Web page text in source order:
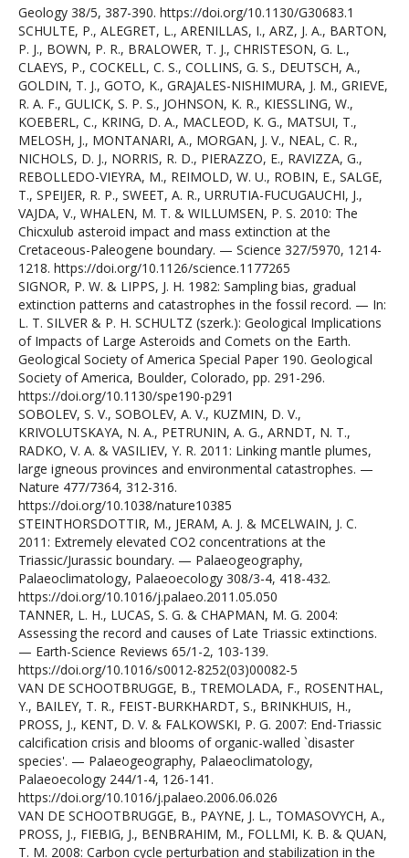
Geology 38/5, 387-390. https://doi.org/10.1130/G30683.1
SCHULTE, P., ALEGRET, L., ARENILLAS, I., ARZ, J. A., BARTON,
P. J., BOWN, P. R., BRALOWER, T. J., CHRISTESON, G. L.,
CLAEYS, P., COCKELL, C. S., COLLINS, G. S., DEUTSCH, A.,
GOLDIN, T. J., GOTO, K., GRAJALES-NISHIMURA, J. M., GRIEVE,
R. A. F., GULICK, S. P. S., JOHNSON, K. R., KIESSLING, W.,
KOEBERL, C., KRING, D. A., MACLEOD, K. G., MATSUI, T.,
MELOSH, J., MONTANARI, A., MORGAN, J. V., NEAL, C. R.,
NICHOLS, D. J., NORRIS, R. D., PIERAZZO, E., RAVIZZA, G.,
REBOLLEDO-VIEYRA, M., REIMOLD, W. U., ROBIN, E., SALGE,
T., SPEIJER, R. P., SWEET, A. R., URRUTIA-FUCUGAUCHI, J.,
VAJDA, V., WHALEN, M. T. & WILLUMSEN, P. S. 2010: The
Chicxulub asteroid impact and mass extinction at the
Cretaceous-Paleogene boundary. — Science 327/5970, 1214-
1218. https://doi.org/10.1126/science.1177265
SIGNOR, P. W. & LIPPS, J. H. 1982: Sampling bias, gradual
extinction patterns and catastrophes in the fossil record. — In:
L. T. SILVER & P. H. SCHULTZ (szerk.): Geological Implications
of Impacts of Large Asteroids and Comets on the Earth.
Geological Society of America Special Paper 190. Geological
Society of America, Boulder, Colorado, pp. 291-296.
https://doi.org/10.1130/spe190-p291
SOBOLEV, S. V., SOBOLEV, A. V., KUZMIN, D. V.,
KRIVOLUTSKAYA, N. A., PETRUNIN, A. G., ARNDT, N. T.,
RADKO, V. A. & VASILIEV, Y. R. 2011: Linking mantle plumes,
large igneous provinces and environmental catastrophes. —
Nature 477/7364, 312-316.
https://doi.org/10.1038/nature10385
STEINTHORSDOTTIR, M., JERAM, A. J. & MCELWAIN, J. C.
2011: Extremely elevated CO2 concentrations at the
Triassic/Jurassic boundary. — Palaeogeography,
Palaeoclimatology, Palaeoecology 308/3-4, 418-432.
https://doi.org/10.1016/j.palaeo.2011.05.050
TANNER, L. H., LUCAS, S. G. & CHAPMAN, M. G. 2004:
Assessing the record and causes of Late Triassic extinctions.
— Earth-Science Reviews 65/1-2, 103-139.
https://doi.org/10.1016/s0012-8252(03)00082-5
VAN DE SCHOOTBRUGGE, B., TREMOLADA, F., ROSENTHAL,
Y., BAILEY, T. R., FEIST-BURKHARDT, S., BRINKHUIS, H.,
PROSS, J., KENT, D. V. & FALKOWSKI, P. G. 2007: End-Triassic
calcification crisis and blooms of organic-walled `disaster
species'. — Palaeogeography, Palaeoclimatology,
Palaeoecology 244/1-4, 126-141.
https://doi.org/10.1016/j.palaeo.2006.06.026
VAN DE SCHOOTBRUGGE, B., PAYNE, J. L., TOMASOVYCH, A.,
PROSS, J., FIEBIG, J., BENBRAHIM, M., FOLLMI, K. B. & QUAN,
T. M. 2008: Carbon cycle perturbation and stabilization in the